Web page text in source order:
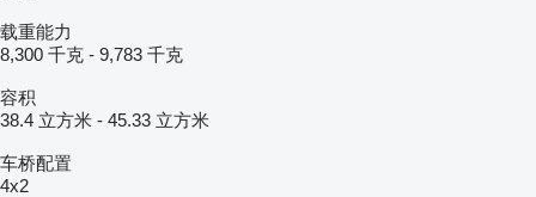
载重能力
8,300 千克 - 9,783 千克
容积
38.4 立方米 - 45.33 立方米
车桥配置
4x2